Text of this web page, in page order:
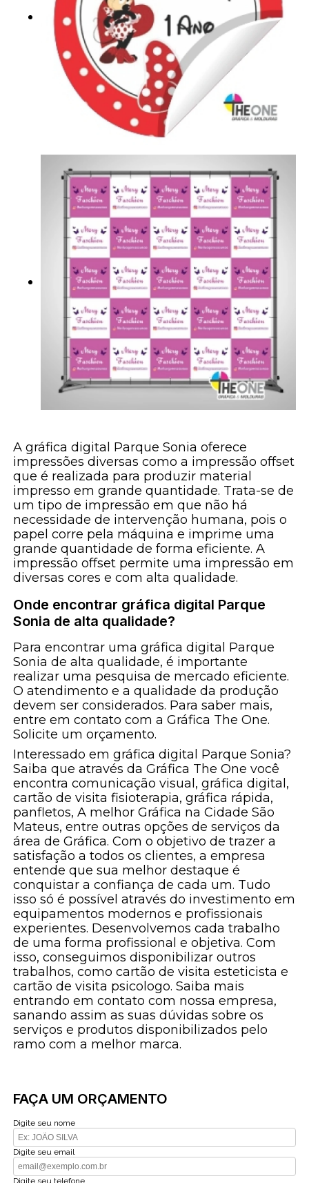
A gráfica digital Parque Sonia oferece
impressões diversas como a impressão offset
que é realizada para produzir material
impresso em grande quantidade. Trata-se de
um tipo de impressão em que não há
necessidade de intervenção humana, pois o
papel corre pela máquina e imprime uma
grande quantidade de forma eficiente. A
impressão offset permite uma impressão em
diversas cores e com alta qualidade.
Onde encontrar gráfica digital Parque
Sonia de alta qualidade?
Para encontrar uma gráfica digital Parque
Sonia de alta qualidade, é importante
realizar uma pesquisa de mercado eficiente.
O atendimento e a qualidade da produção
devem ser considerados. Para saber mais,
entre em contato com a Gráfica The One.
Solicite um orçamento.
Interessado em gráfica digital Parque Sonia?
Saiba que através da Gráfica The One você
encontra comunicação visual, gráfica digital,
cartão de visita fisioterapia, gráfica rápida,
panfletos, A melhor Gráfica na Cidade São
Mateus, entre outras opções de serviços da
área de Gráfica. Com o objetivo de trazer a
satisfação a todos os clientes, a empresa
entende que sua melhor destaque é
conquistar a confiança de cada um. Tudo
isso só é possível através do investimento em
equipamentos modernos e profissionais
experientes. Desenvolvemos cada trabalho
de uma forma profissional e objetiva. Com
isso, conseguimos disponibilizar outros
trabalhos, como cartão de visita esteticista e
cartão de visita psicologo. Saiba mais
entrando em contato com nossa empresa,
sanando assim as suas dúvidas sobre os
serviços e produtos disponibilizados pelo
ramo com a melhor marca.
FAÇA UM ORÇAMENTO
Digite seu nome
Digite seu email
Digite seu telefone